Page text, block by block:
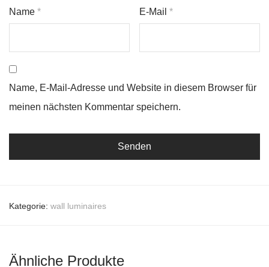
Name * E-Mail*
Name, E-Mail-Adresse und Website in diesem Browser für
meinen nächsten Kommentar speichern.
Kategorie: wall luminaires
Ähnliche Produkte